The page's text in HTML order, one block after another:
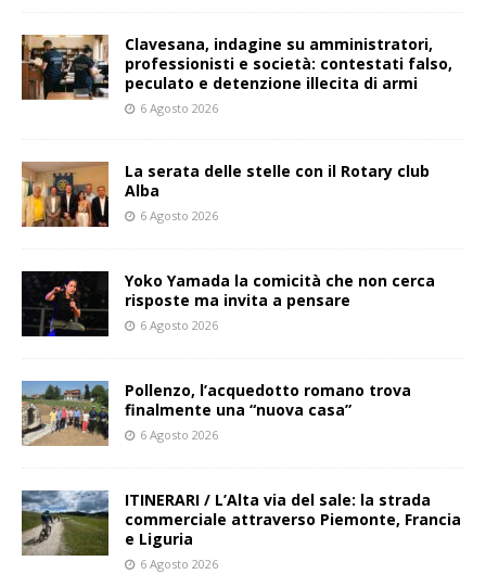
Clavesana, indagine su amministratori,
professionisti e società: contestati falso,
peculato e detenzione illecita di armi
6 Agosto 2026
La serata delle stelle con il Rotary club
Alba
6 Agosto 2026
Yoko Yamada la comicità che non cerca
risposte ma invita a pensare
6 Agosto 2026
Pollenzo, l’acquedotto romano trova
finalmente una “nuova casa”
6 Agosto 2026
ITINERARI / L’Alta via del sale: la strada
commerciale attraverso Piemonte, Francia
e Liguria
6 Agosto 2026